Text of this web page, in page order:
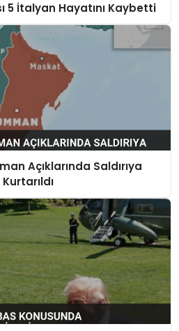
5 İtalyan Hayatını Kaybetti
Açıklarında Saldırıya